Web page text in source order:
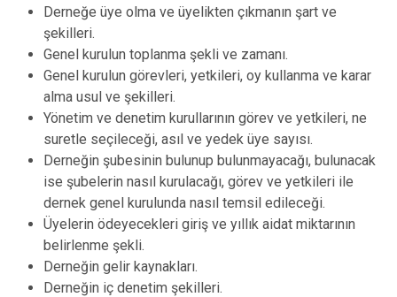
Derneğe üye olma ve üyelikten çıkmanın şart ve
şekilleri.
Genel kurulun toplanma şekli ve zamanı.
Genel kurulun görevleri, yetkileri, oy kullanma ve karar
alma usul ve şekilleri.
Yönetim ve denetim kurullarının görev ve yetkileri, ne
suretle seçileceği, asıl ve yedek üye sayısı.
Derneğin şubesinin bulunup bulunmayacağı, bulunacak
ise şubelerin nasıl kurulacağı, görev ve yetkileri ile
dernek genel kurulunda nasıl temsil edileceği.
Üyelerin ödeyecekleri giriş ve yıllık aidat miktarının
belirlenme şekli.
Derneğin gelir kaynakları.
Derneğin iç denetim şekilleri.